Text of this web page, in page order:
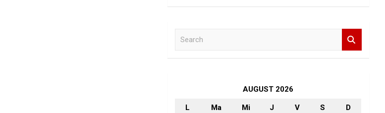
AUGUST 2026
L Ma Mi J V S D